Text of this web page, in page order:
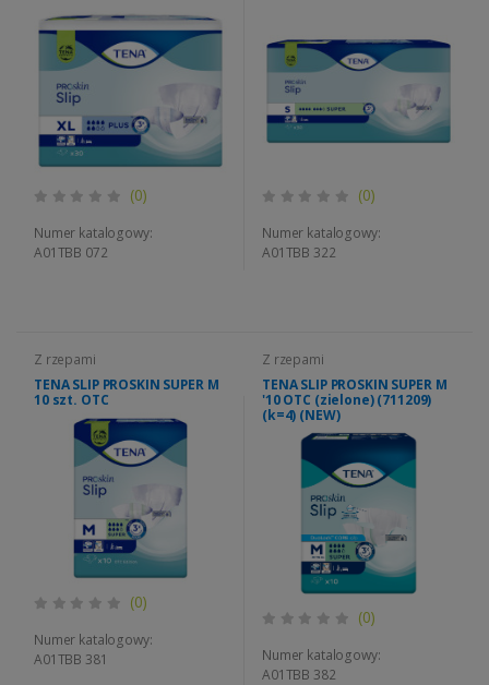
(0)
Numer katalogowy:
A01TBB 072
(0)
Numer katalogowy:
A01TBB 322
Z rzepami
TENA SLIP PROSKIN SUPER M
10 szt. OTC
(0)
Numer katalogowy:
A01TBB 381
Z rzepami
TENA SLIP PROSKIN SUPER M
'10 OTC (zielone) (711209)
(k=4) (NEW)
(0)
Numer katalogowy:
A01TBB 382